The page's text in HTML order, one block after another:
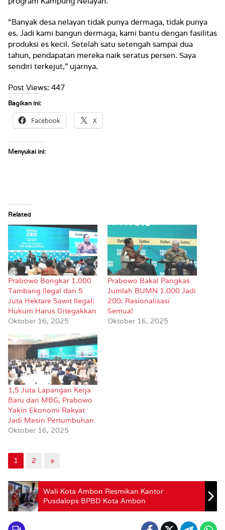
“Banyak desa nelayan tidak punya dermaga, tidak punya
es. Jadi kami bangun dermaga, kami bantu dengan fasilitas
produksi es kecil. Setelah satu setengah sampai dua
tahun, pendapatan mereka naik seratus persen. Saya
sendiri terkejut,” ujarnya.
Post Views: 447
Bagikan ini:
Facebook X
Menyukai ini:
Related
Prabowo Bongkar 1.000
Tambang Ilegal dan 5
Juta Hektare Sawit Ilegal:
Hukum Harus Ditegakkan
Oktober 16, 2025
Prabowo Bakal Pangkas
Jumlah BUMN 1.000 Jadi
200: Rasionalisasi
Semua!
Oktober 16, 2025
1,5 Juta Lapangan Kerja
Baru dari MBG, Prabowo
Yakin Ekonomi Rakyat
Jadi Mesin Pertumbuhan
Oktober 16, 2025
1 2 »
Wali Kota Ambon Resmikan Kantor
Pusdalops BPBD Kota Ambon